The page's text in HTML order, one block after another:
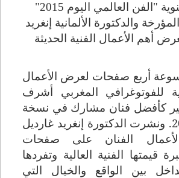
للموسوعة السنوية "الفن العالمي اليوم 2015"
والدكتورة الألمانية إنغريد
أهم الأعمال الفنية الحديثة
أربع صفحات لعرض الأعمال
للفوتوغرافي المغربي أشرف
كأفضل فنان مشارك في نسخة
هذه السنة 2015. ونشرت الدكتورة إنغريد غارديل
لأعمال الفنان على صفحات
قيمتها الفنية العالية وتفردها
بين الواقع والخيال التي